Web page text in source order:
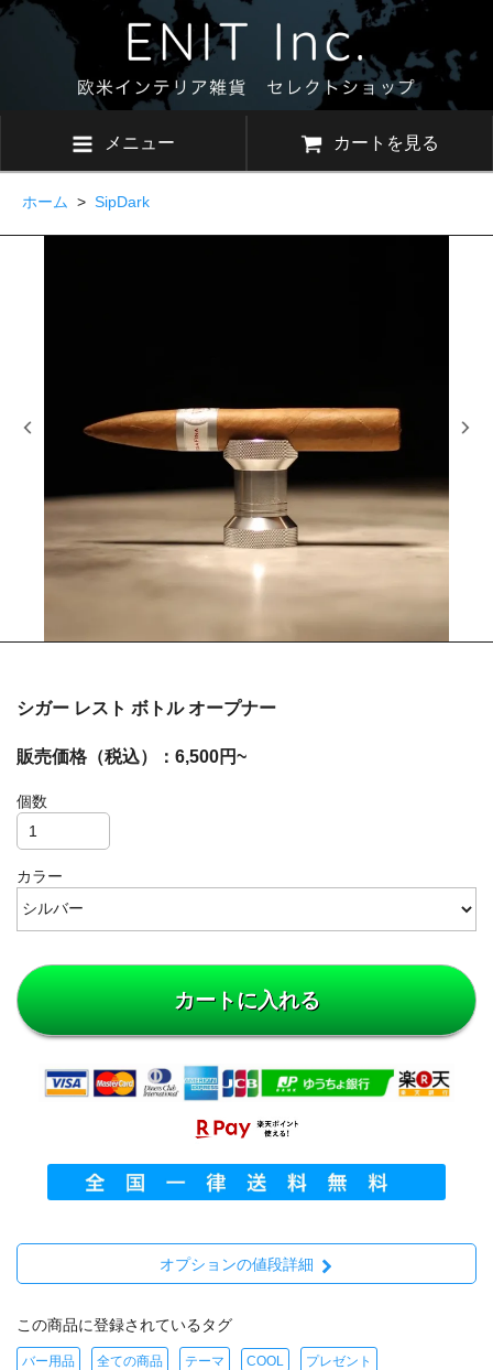
メニュー カートを見る
ホーム > SipDark
シガー レスト ボトル オープナー
販売価格（税込）：6,500円~
個数
カラー
カートに入れる
オプションの値段詳細
この商品に登録されているタグ
バー用品 全ての商品 テーマ COOL プレゼント